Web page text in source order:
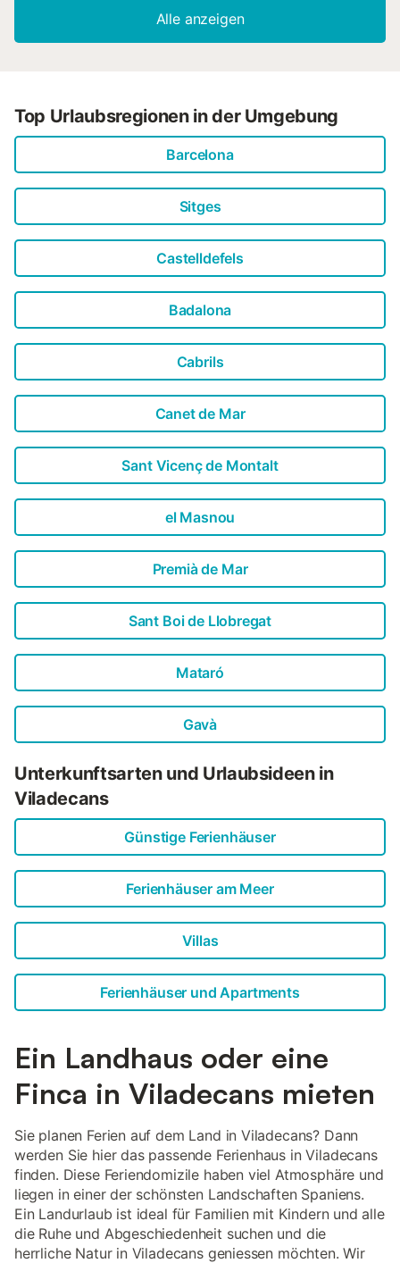
Alle anzeigen
Top Urlaubsregionen in der Umgebung
Barcelona
Sitges
Castelldefels
Badalona
Cabrils
Canet de Mar
Sant Vicenç de Montalt
el Masnou
Premià de Mar
Sant Boi de Llobregat
Mataró
Gavà
Unterkunftsarten und Urlaubsideen in
Viladecans
Günstige Ferienhäuser
Ferienhäuser am Meer
Villas
Ferienhäuser und Apartments
Ein Landhaus oder eine
Finca in Viladecans mieten
Sie planen Ferien auf dem Land in Viladecans? Dann
werden Sie hier das passende Ferienhaus in Viladecans
finden. Diese Feriendomizile haben viel Atmosphäre und
liegen in einer der schönsten Landschaften Spaniens.
Ein Landurlaub ist ideal für Familien mit Kindern und alle
die Ruhe und Abgeschiedenheit suchen und die
herrliche Natur in Viladecans geniessen möchten. Wir